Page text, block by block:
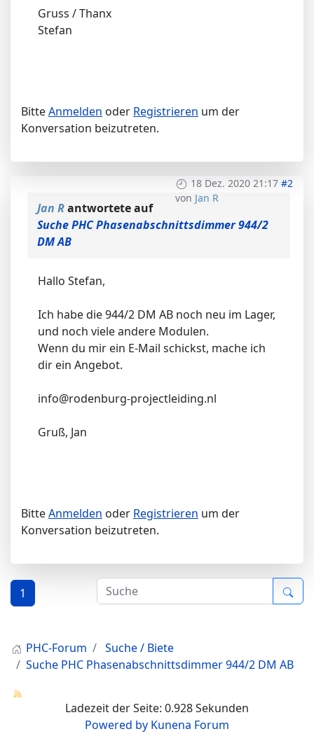
Gruss / Thanx
Stefan
BitteAnmelden oder Registrieren um der
Konversation beizutreten.
18 Dez. 2020 21:17 #2
von Jan R
Jan Rantwortete auf
Suche PHC Phasenabschnittsdimmer 944/2
DM AB
Hallo Stefan,
Ich habe die 944/2 DM AB noch neu im Lager,
und noch viele andere Modulen.
Wenn du mir ein E-Mail schickst, mache ich
dir ein Angebot.
info@rodenburg-projectleiding.nl
Gruß, Jan
BitteAnmelden oder Registrieren um der
Konversation beizutreten.
1
PHC-Forum
Suche / Biete
Suche PHC Phasenabschnittsdimmer 944/2 DM AB
Ladezeit der Seite: 0.928 Sekunden
Powered by Kunena Forum